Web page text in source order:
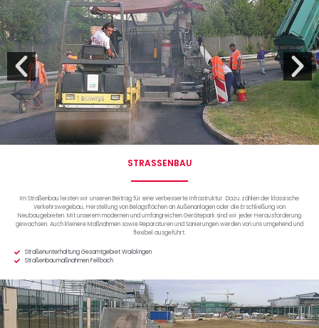
STRASSENBAU
Im Straßenbau leisten wir unseren Beitrag für eine verbesserte Infrastruktur. Dazu zählen der klassische
Verkehrswegebau, Herstellung von Belagsflächen an Außenanlagen oder die Erschließung von
Neubaugebieten. Mit unserem modernen und umfangreichen Gerätepark sind wir jeder Herausforderung
gewachsen. Auch kleinere Maßnahmen sowie Reparaturen und Sanierungen werden von uns umgehend und
flexibel ausgeführt.
Straßenunterhaltung Gesamtgebiet Waiblingen
Straßenbaumaßnahmen Fellbach